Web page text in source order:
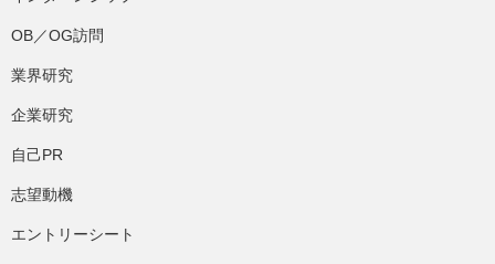
OB／OG訪問
業界研究
企業研究
自己PR
志望動機
エントリーシート